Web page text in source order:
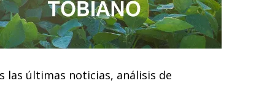
las últimas noticias, análisis de